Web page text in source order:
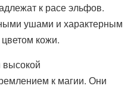
к расе эльфов.
ушами и характерным
кожи.
к магии. Они